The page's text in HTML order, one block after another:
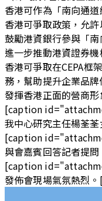
香港可作為「南向通
香港可爭取政策，允
鼓勵港資銀行參與「
進一步推動港資證券
香港可爭取在CEPA框
務，幫助提升企業品牌
發揮香港正面的營商
[caption
我中心研究主任楊荃
[caption
與會嘉賓回答記者提
[caption
發佈會現場氣氛熱烈